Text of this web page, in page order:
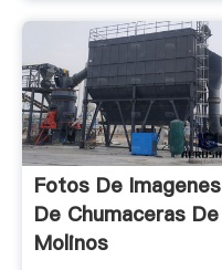
Fotos De Imagenes
De Chumaceras De
Molinos